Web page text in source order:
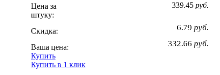
Цена за
штуку:
339.45 руб.
Скидка: 6.79 руб.
Ваша цена: 332.66 руб.
Купить
Купить в 1 клик